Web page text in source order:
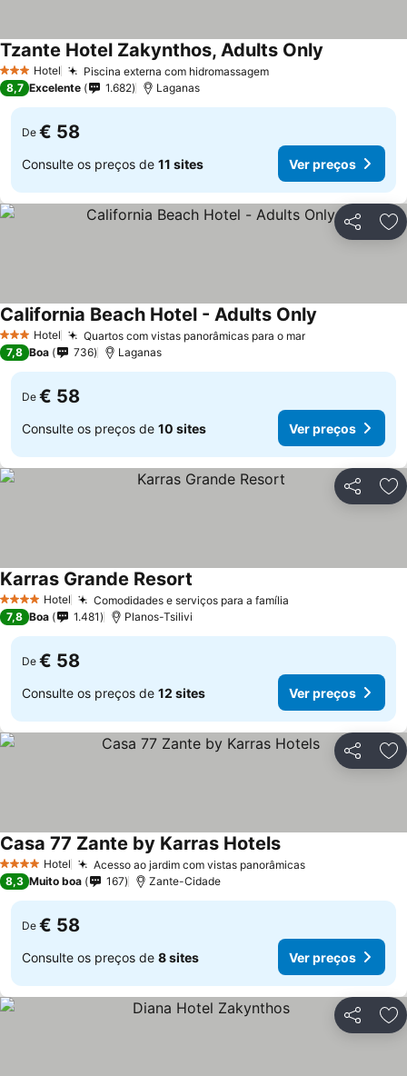
3 EstrelasHotel Piscina externa com hidromassagem
Tzante Hotel Zakynthos, Adults Only
8,7 Excelente 1.682 Laganas
De € 58
Consulte os preços de 11 sites Ver preços
Partilhar
3 EstrelasHotel Quartos com vistas panorâmicas para o mar
California Beach Hotel - Adults Only
7,8 Boa 736 Laganas
De € 58
Consulte os preços de 10 sites Ver preços
Partilhar
4 EstrelasHotel Comodidades e serviços para a família
Karras Grande Resort
7,8 Boa 1.481 Planos-Tsilivi
De € 58
Consulte os preços de 12 sites Ver preços
Partilhar
4 EstrelasHotel Acesso ao jardim com vistas panorâmicas
Casa 77 Zante by Karras Hotels
8,3 Muito boa 167 Zante-Cidade
De € 58
Consulte os preços de 8 sites Ver preços
Partilhar